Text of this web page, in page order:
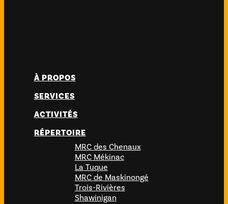
À PROPOS
SERVICES
ACTIVITÉS
RÉPERTOIRE
MRC des Chenaux
MRC Mékinac
La Tuque
MRC de Maskinongé
Trois-Rivières
Shawinigan